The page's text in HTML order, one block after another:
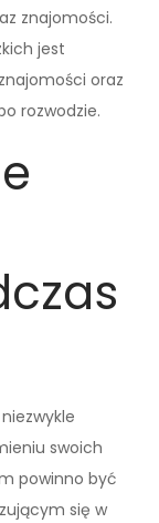
znajomości.
jest
oraz
rozwodzie.
swoich
powinno być
się w